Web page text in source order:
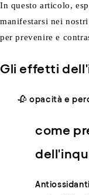
In questo articolo,
manifestarsi nei
per prevenire e
Gli effetti
🥀opacità e
come